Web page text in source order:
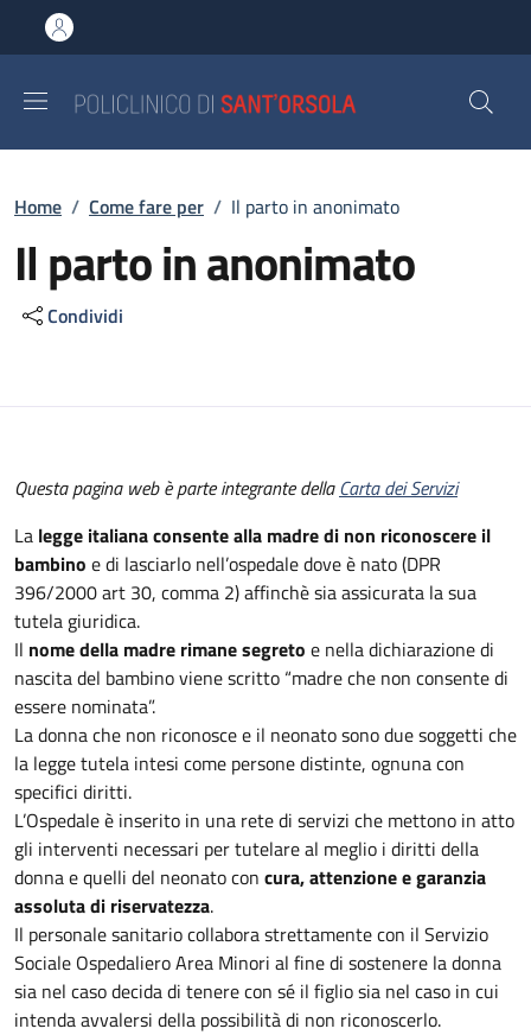
al contenuto principale
to footer content
Briciole di pane
Home / Come fare per / Il parto in anonimato
Il parto in anonimato
Condividi
Questa pagina web è parte integrante dellaCarta dei Servizi
La legge italiana consente alla madre di non riconoscere il
bambino e di lasciarlo nell’ospedale dove è nato (DPR
396/2000 art 30, comma 2) affinchè sia assicurata la sua
tutela giuridica.
Il nome della madre rimane segreto e nella dichiarazione di
nascita del bambino viene scritto “madre che non consente di
essere nominata”.
La donna che non riconosce e il neonato sono due soggetti che
la legge tutela intesi come persone distinte, ognuna con
specifici diritti.
L’Ospedale è inserito in una rete di servizi che mettono in atto
gli interventi necessari per tutelare al meglio i diritti della
donna e quelli del neonato con cura, attenzione e garanzia
assoluta di riservatezza.
Il personale sanitario collabora strettamente con il Servizio
Sociale Ospedaliero Area Minori al fine di sostenere la donna
sia nel caso decida di tenere con sé il figlio sia nel caso in cui
intenda avvalersi della possibilità di non riconoscerlo.